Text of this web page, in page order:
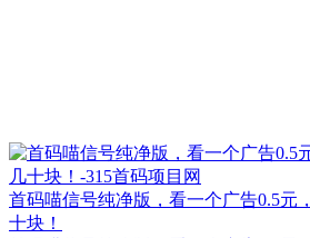
首码喵信号纯净版，看一个广告0.5元
十块！